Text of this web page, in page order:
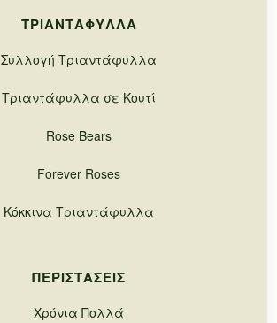
ΤΡΙΑΝΤΆΦΥΛΛΑ
Συλλογή Τριαντάφυλλα
Τριαντάφυλλα σε Κουτί
Rose Bears
Forever Roses
Κόκκινα Τριαντάφυλλα
ΠΕΡΙΣΤΆΣΕΙΣ
Χρόνια Πολλά